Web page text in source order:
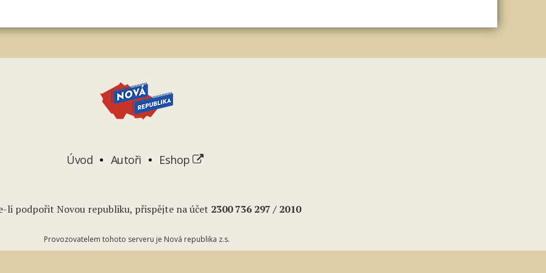
Úvod Autoři Eshop
li podpořit Novou republiku, přispějte na účet 2300 736 297 / 2010
Provozovatelem tohoto serveru je Nová republika z.s.